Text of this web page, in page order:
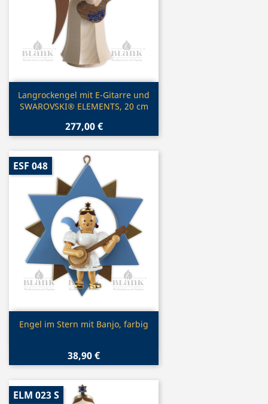
Vorschau
Langrockengel mit E-Gitarre und
SWAROVSKI® ELEMENTS, 20 cm
277,00 €
Vorschau
Engel im Stern mit Banjo, farbig
38,90 €
ESF 048
ELM 023 S